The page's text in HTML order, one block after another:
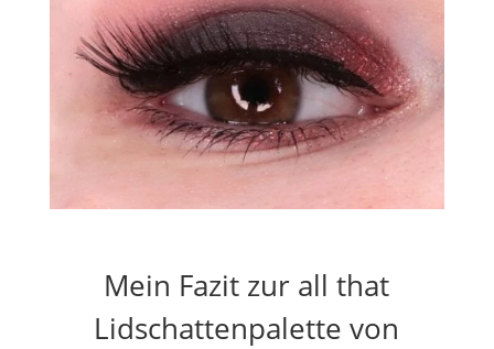
Mein Fazit zur all that
Lidschattenpalette von